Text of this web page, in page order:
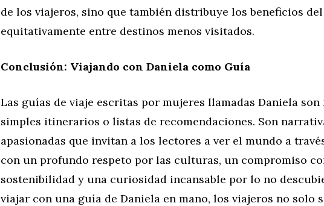
de los viajeros, sino que también distribuye los beneficios
equitativamente entre destinos menos visitados.
Conclusión: Viajando con Daniela como Guía
Las guías de viaje escritas por mujeres llamadas Daniela son
simples itinerarios o listas de recomendaciones. Son
apasionadas que invitan a los lectores a ver el mundo a
con un profundo respeto por las culturas, un compromiso
sostenibilidad y una curiosidad incansable por lo no
viajar con una guía de Daniela en mano, los viajeros no solo